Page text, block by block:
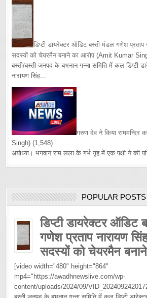
डिप्टी डायरेक्टर ऑडिट बस्ती मंडल गणेश प्रताप
सदस्यों को चेयरमैन बनाने का आरोप (Amit Kumar
बस्ती/बस्ती जनपद के बभनान गन्ना समिति में कल डिप्टी
नारायण सिंह...
गरुण देव ने किया राममन्दिर
Singh) (1,548)
अयोध्या। भगवान राम लला के गर्भ गृह में एक पक्षी ने की
POPULAR POSTS
डिप्टी डायरेक्टर ऑडिट
गणेश प्रताप नारायण
सदस्यों को चेयरमैन
[video width="480" height="864"
mp4="https://awadhnewslive.com/wp-
content/uploads/2024/09/